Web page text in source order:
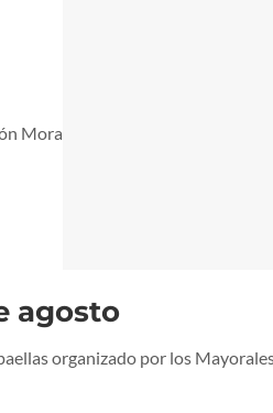
Mora
agosto
organizado por los